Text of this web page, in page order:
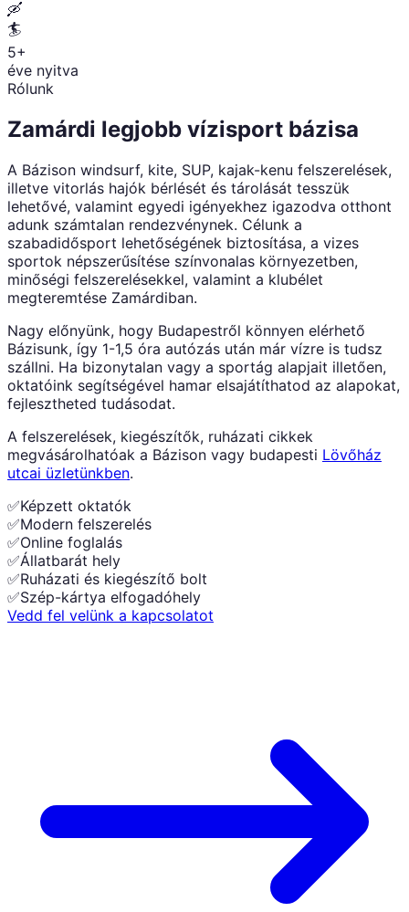
🛶
🏄
5+
éve nyitva
Rólunk
Zamárdi legjobb vízisport bázisa
A Bázison windsurf, kite, SUP, kajak-kenu felszerelések,
illetve vitorlás hajók bérlését és tárolását tesszük
lehetővé, valamint egyedi igényekhez igazodva otthont
adunk számtalan rendezvénynek. Célunk a
szabadidősport lehetőségének biztosítása, a vizes
sportok népszerűsítése színvonalas környezetben,
minőségi felszerelésekkel, valamint a klubélet
megteremtése Zamárdiban.
Nagy előnyünk, hogy Budapestről könnyen elérhető
Bázisunk, így 1-1,5 óra autózás után már vízre is tudsz
szállni. Ha bizonytalan vagy a sportág alapjait illetően,
oktatóink segítségével hamar elsajátíthatod az alapokat,
fejlesztheted tudásodat.
A felszerelések, kiegészítők, ruházati cikkek
megvásárolhatóak a Bázison vagy budapesti Lövőház
utcai üzletünkben.
✅Képzett oktatók
✅Modern felszerelés
✅Online foglalás
✅Állatbarát hely
✅Ruházati és kiegészítő bolt
✅Szép-kártya elfogadóhely
Vedd fel velünk a kapcsolatot